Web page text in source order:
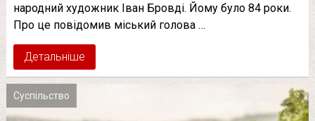
народний художник Іван Бровді. Йому було 84 роки.
Про це повідомив міський голова …
Детальніше
Суспільство